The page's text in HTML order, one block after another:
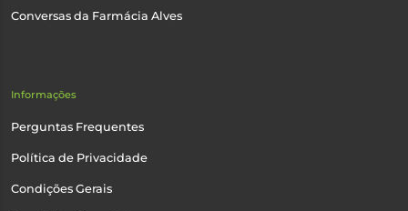
Conversas da Farmácia Alves
Informações
Perguntas Frequentes
Política de Privacidade
Condições Gerais